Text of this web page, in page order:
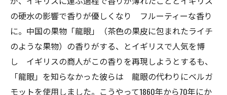
の硬水の影響で香りが優しくなり フルーティーな香り
に。中国の果物「龍眼」（茶色の果皮に包まれたライチ
のような果物）の香りがする、とイギリスで人気を博
し イギリスの商人がこの香りを再現しようとするも、
「龍眼」を知らなかった彼らは 龍眼の代わりにベルガ
モットを使用しました。こうやって1860年から70年にか